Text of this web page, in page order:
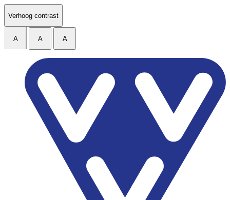
Ga naar de inhoud
Verhoog contrast
A A A